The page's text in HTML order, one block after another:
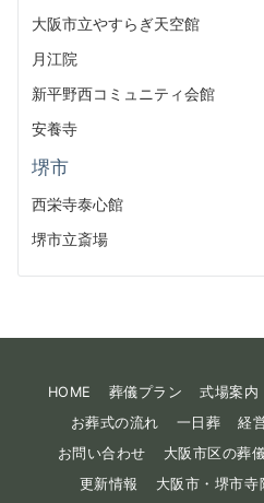
大阪市立やすらぎ天空館
月江院
新平野西コミュニティ会館
安養寺
堺市
西栄寺泰心館
堺市立斎場
HOME 葬儀プラン 式場案内
お葬式の流れ
一日葬 経
お問い合わせ
大阪市区の葬
更新情報
大阪市・堺市寺